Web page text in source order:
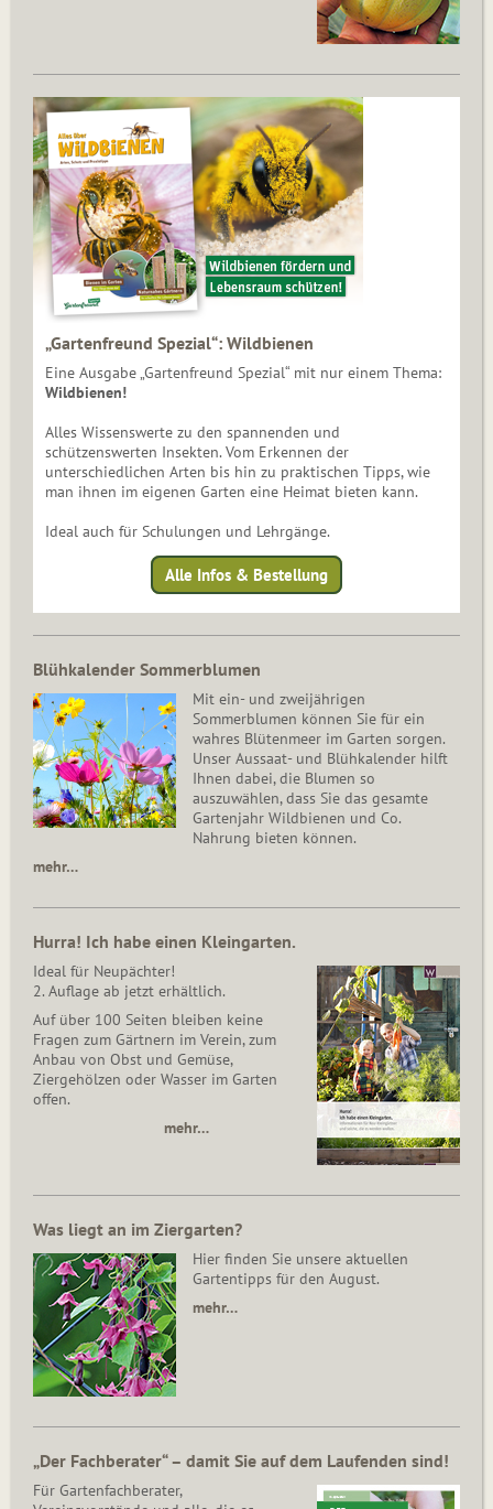
„Gartenfreund Spezial“: Wildbienen
Eine Ausgabe „Gartenfreund Spezial“ mit nur einem Thema:
Wildbienen!
Alles Wissenswerte zu den spannenden und
schützenswerten Insekten. Vom Erkennen der
unterschiedlichen Arten bis hin zu praktischen Tipps, wie
man ihnen im eigenen Garten eine Heimat bieten kann.
Ideal auch für Schulungen und Lehrgänge.
Alle Infos & Bestellung
Blühkalender Sommerblumen
Mit ein- und zweijährigen
Sommerblumen können Sie für ein
wahres Blütenmeer im Garten sorgen.
Unser Aussaat- und Blühkalender hilft
Ihnen dabei, die Blumen so
auszuwählen, dass Sie das gesamte
Gartenjahr Wildbienen und Co.
Nahrung bieten können.
mehr…
Hurra! Ich habe einen Kleingarten.
Ideal für Neupächter!
2. Auflage ab jetzt erhältlich.
Auf über 100 Seiten bleiben keine
Fragen zum Gärtnern im Verein, zum
Anbau von Obst und Gemüse,
Ziergehölzen oder Wasser im Garten
offen.
mehr…
Was liegt an im Ziergarten?
Hier finden Sie unsere aktuellen
Gartentipps für den August.
mehr…
„Der Fachberater“ – damit Sie auf dem Laufenden sind!
Für Gartenfachberater,